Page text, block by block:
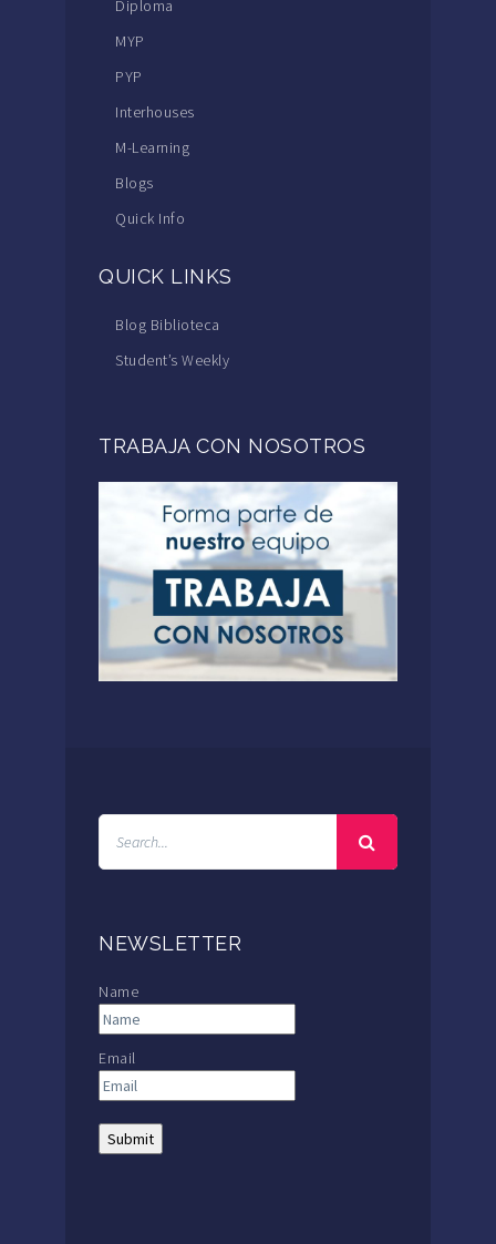
Diploma
MYP
PYP
Interhouses
M-Learning
Blogs
Quick Info
QUICK LINKS
Blog Biblioteca
Student’s Weekly
TRABAJA CON NOSOTROS
NEWSLETTER
Name
Email